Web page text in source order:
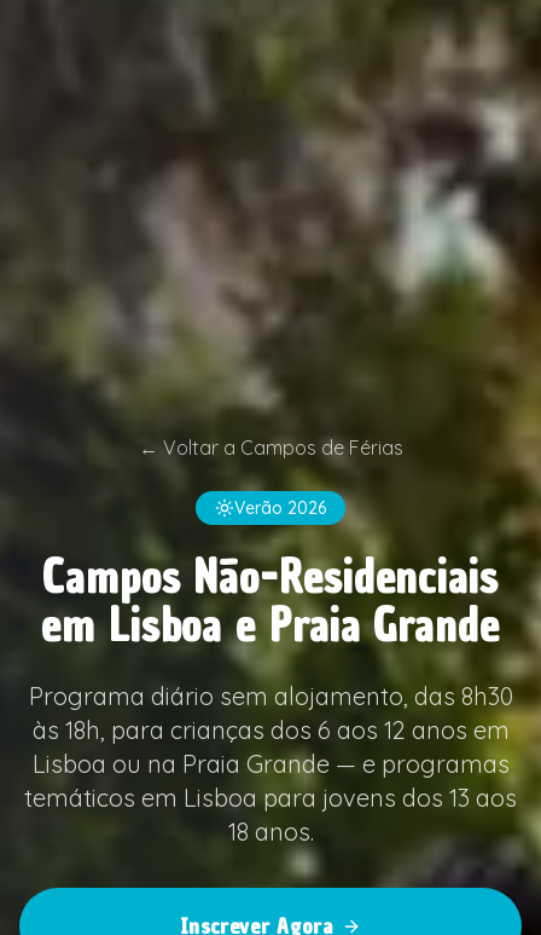
← Voltar a Campos de Férias
Verão 2026
Campos Não-Residenciais
em Lisboa e Praia Grande
Programa diário sem alojamento, das 8h30
às 18h, para crianças dos 6 aos 12 anos em
Lisboa ou na Praia Grande — e programas
temáticos em Lisboa para jovens dos 13 aos
18 anos.
Inscrever Agora